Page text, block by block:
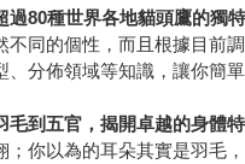
80種世界各地貓頭鷹的獨特
同的個性，而且根據目前
分佈領域等知識，讓你簡
到五官，揭開卓越的身體特
；你以為的耳朵其實是羽